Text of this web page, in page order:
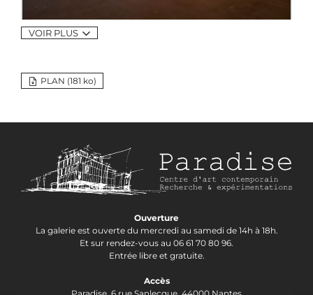
VOIR PLUS
PLAN (181 ko)
Ouverture
La galerie est ouverte du mercredi au samedi de 14h à 18h.
Et sur rendez-vous au 06 61 70 80 96.
Entrée libre et gratuite.
Accès